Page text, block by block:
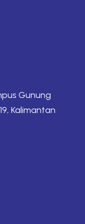
Gunung
Kalimantan